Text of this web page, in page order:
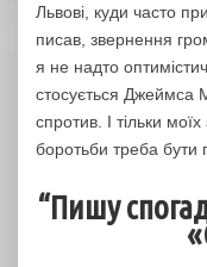
Львові, куди часто
писав, звернення
я не надто
стосується Джеймса
спротив. І тільки
боротьби треба бути
“Пишу